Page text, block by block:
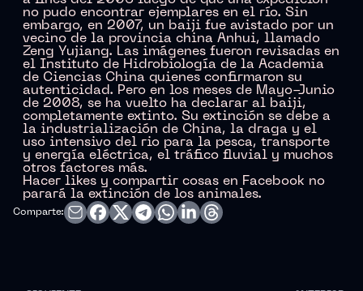
no pudo encontrar ejemplares en el río. Sin
embargo, en 2007, un baiji fue avistado por un
vecino de la provincia china Anhui, llamado
Zeng Yujiang. Las imágenes fueron revisadas en
el Instituto de Hidrobiología de la Academia
de Ciencias China quienes confirmaron su
autenticidad. Pero en los meses de Mayo-Junio
de 2008, se ha vuelto ha declarar al baiji,
completamente extinto. Su extinción se debe a
la industrialización de China, la draga y el
uso intensivo del rio para la pesca, transporte
y energía eléctrica, el tráfico fluvial y muchos
otros factores más.
Hacer likes y compartir cosas en Facebook no
parará la extinción de los animales.
Comparte: